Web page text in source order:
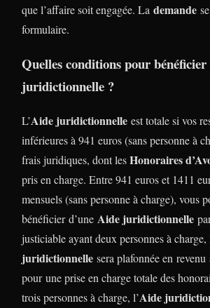
que l’affaire soit engagée. La demande
formulaire.
Quelles conditions pour bénéficier
juridictionnelle ?
L’Aide juridictionnelle est totale si vos
inférieures à 941 euros (sans personne à
frais juridiques, dont lesHonoraires
pris en charge. Entre 941 euros et 1411
mensuels (sans personne à charge), vous
bénéficier d’une Aide juridictionnelle
justiciable ayant deux personnes à charge,
juridictionnelle sera plafonnée en
pour une prise en charge totale des
trois personnes à charge, l’Aide